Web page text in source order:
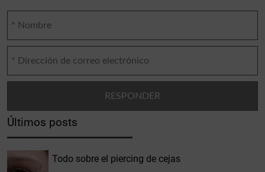
Últimos posts
Todo sobre el piercing de cejas